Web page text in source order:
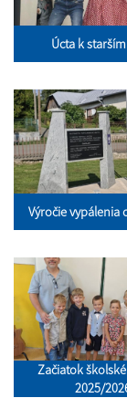
Úcta k
Výročie vypálenia
Začiatok
2025/